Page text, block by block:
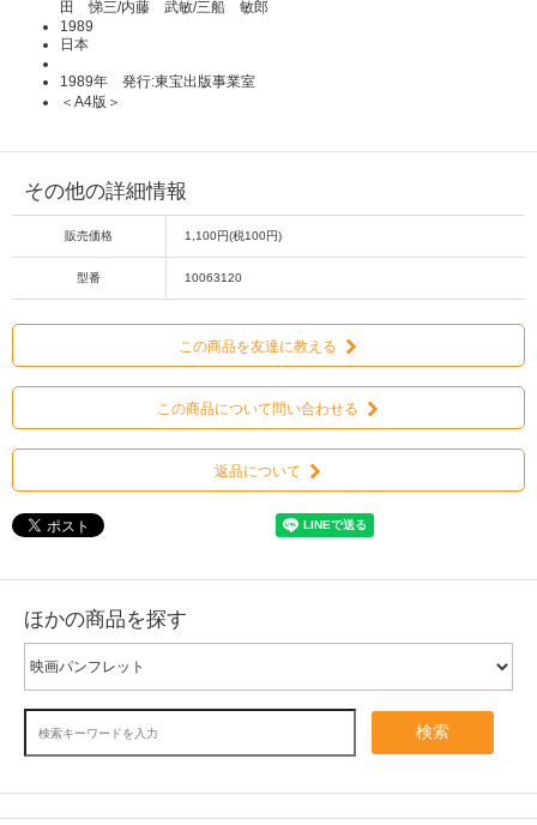
田 悌三/内藤 武敏/三船 敏郎
1989
日本
1989年 発行:東宝出版事業室
＜A4版＞
その他の詳細情報
販売価格 1,100円(税100円)
型番 10063120
この商品を友達に教える
この商品について問い合わせる
返品について
ほかの商品を探す
検索